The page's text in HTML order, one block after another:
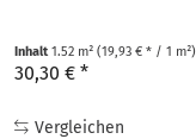
Inhalt1.52 m²(19,93 € * / 1 m²)
30,30 € *
Vergleichen